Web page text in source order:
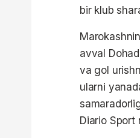
bir klub
avval
va gol
ularni
Diario Sport